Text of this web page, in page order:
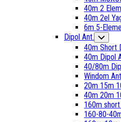
40m 2
40m 2el
6m 5-
Current
Page
Parent
Dipol Ant. Toggle
Child
Menu
40m Short
40m Dipol
40/80m
Windom
20m 15m
40m 20m
160m
Current
160-80-